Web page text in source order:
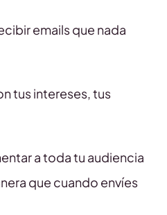
emails que nada
tus intereses, tus
a toda tu audiencia
que cuando envíes